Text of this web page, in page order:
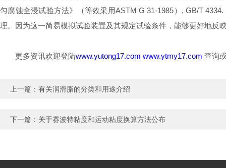
匀腐蚀全浸试验方法》（等效采用ASTM G 31-1985）, GB/T
理。因为这一简易模拟试验装置及其规定试验条件，能够更好地
更多资讯欢迎登陆www.yutong17.com www.ytmy17.com 查询
上一篇： 有关润滑脂的分类和用途介绍
下一篇： 关于赛波特粘度和运动粘度换算方法公布